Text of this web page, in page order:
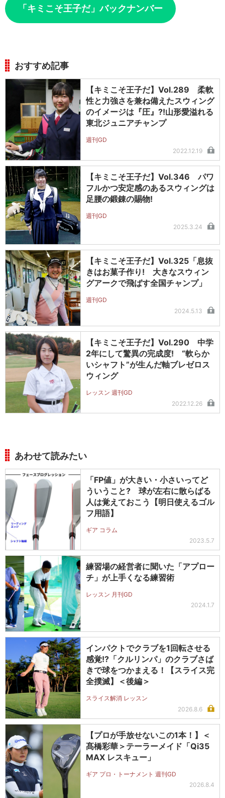
「キミこそ王子だ」バックナンバー
おすすめ記事
【キミこそ王子だ】Vol.289 柔軟
性と力強さを兼ね備えたスウィング
のイメージは『圧』?!山形愛溢れる
東北ジュニアチャンプ
週刊GD
2022.12.19
【キミこそ王子だ】Vol.346 パワ
フルかつ安定感のあるスウィングは
足腰の鍛錬の賜物!
週刊GD
2025.3.24
【キミこそ王子だ】Vol.325「息抜
きはお菓子作り! 大きなスウィン
グアークで飛ばす全国チャンプ」
週刊GD
2024.5.13
【キミこそ王子だ】Vol.290 中学
2年にして驚異の完成度! “軟らか
いシャフト”が生んだ軸ブレゼロス
ウィング
レッスン 週刊GD
2022.12.26
あわせて読みたい
「FP値」が大きい・小さいってど
ういうこと? 球が左右に散らばる
人は覚えておこう【明日使えるゴル
フ用語】
ギア コラム
2023.5.7
練習場の経営者に聞いた「アプロー
チ」が上手くなる練習術
レッスン 月刊GD
2024.1.7
インパクトでクラブを1回転させる
感覚!?「クルリンパ」のクラブさば
きで球をつかまえる！【スライス完
全撲滅】＜後編＞
スライス解消 レッスン
2026.8.6
【プロが手放せないこの1本！】＜
髙橋彩華＞テーラーメイド「Qi35
MAX レスキュー」
ギア プロ・トーナメント 週刊GD
2026.8.4